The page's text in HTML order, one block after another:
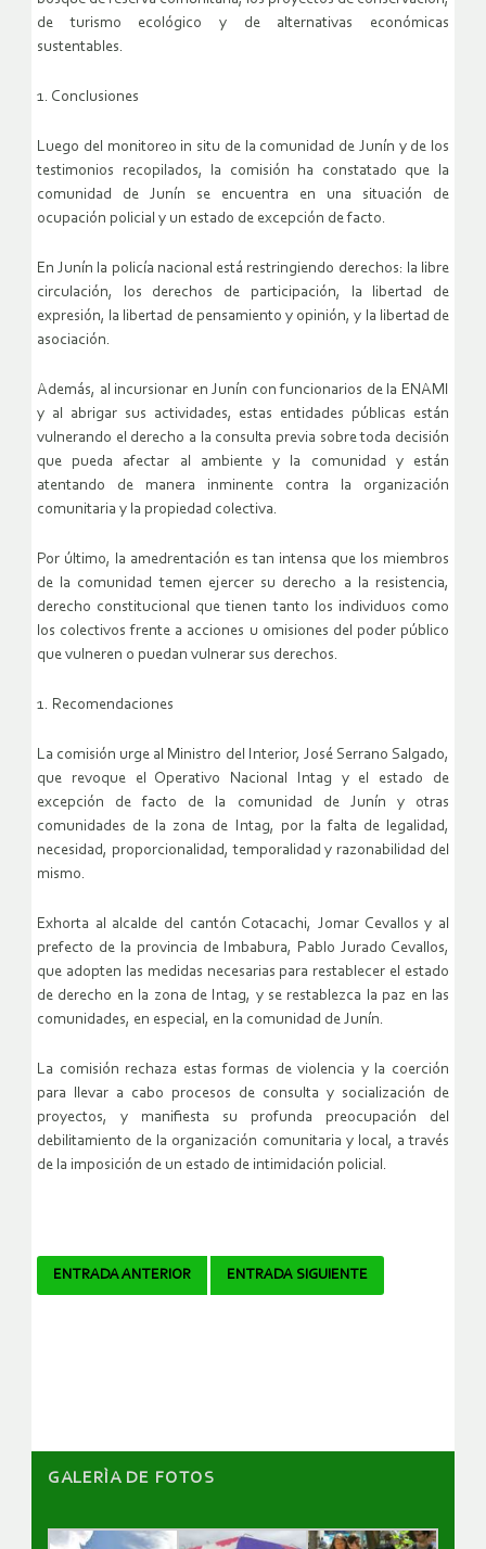
de turismo ecológico y de alternativas económicas
sustentables.
1. Conclusiones
Luego del monitoreo in situ de la comunidad de Junín y de los
testimonios recopilados, la comisión ha constatado que la
comunidad de Junín se encuentra en una situación de
ocupación policial y un estado de excepción de facto.
En Junín la policía nacional está restringiendo derechos: la libre
circulación, los derechos de participación, la libertad de
expresión, la libertad de pensamiento y opinión, y la libertad de
asociación.
Además, al incursionar en Junín con funcionarios de la ENAMI
y al abrigar sus actividades, estas entidades públicas están
vulnerando el derecho a la consulta previa sobre toda decisión
que pueda afectar al ambiente y la comunidad y están
atentando de manera inminente contra la organización
comunitaria y la propiedad colectiva.
Por último, la amedrentación es tan intensa que los miembros
de la comunidad temen ejercer su derecho a la resistencia,
derecho constitucional que tienen tanto los individuos como
los colectivos frente a acciones u omisiones del poder público
que vulneren o puedan vulnerar sus derechos.
1. Recomendaciones
La comisión urge al Ministro del Interior, José Serrano Salgado,
que revoque el Operativo Nacional Intag y el estado de
excepción de facto de la comunidad de Junín y otras
comunidades de la zona de Intag, por la falta de legalidad,
necesidad, proporcionalidad, temporalidad y razonabilidad del
mismo.
Exhorta al alcalde del cantón Cotacachi, Jomar Cevallos y al
prefecto de la provincia de Imbabura, Pablo Jurado Cevallos,
que adopten las medidas necesarias para restablecer el estado
de derecho en la zona de Intag, y se restablezca la paz en las
comunidades, en especial, en la comunidad de Junín.
La comisión rechaza estas formas de violencia y la coerción
para llevar a cabo procesos de consulta y socialización de
proyectos, y manifiesta su profunda preocupación del
debilitamiento de la organización comunitaria y local, a través
de la imposición de un estado de intimidación policial.
Navegador
ENTRADA ANTERIOR ENTRADA SIGUIENTE
GALERÌA DE FOTOS